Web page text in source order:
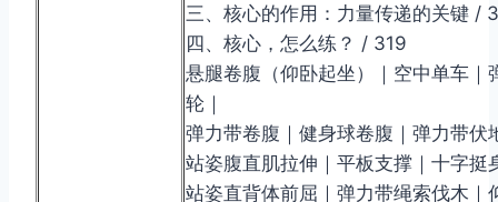
三、核心的作用：力量传递的关键 /
四、核心，怎么练？ / 319
悬腿卷腹（仰卧起坐）｜空中单车｜
轮｜
弹力带卷腹｜健身球卷腹｜弹力带伏
站姿腹直肌拉伸｜平板支撑｜十字挺
站姿直背体前屈｜弹力带绳索伐木｜